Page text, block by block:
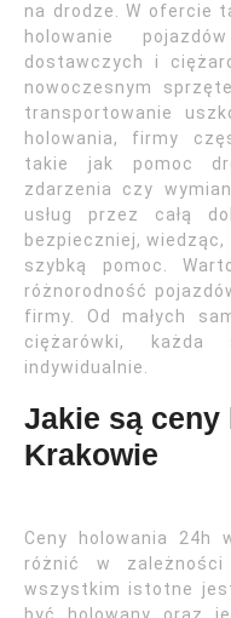
na drodze. W ofercie
holowanie
dostawczych i
nowoczesnym
transportowanie
holowania, firmy
takie jak pomoc
zdarzenia czy
usług przez całą
bezpieczniej,
szybką pomoc.
różnorodność
firmy. Od małych
ciężarówki, każda
indywidualnie.
Jakie są ceny
Krakowie
Ceny holowania 24h
różnić w
wszystkim istotne